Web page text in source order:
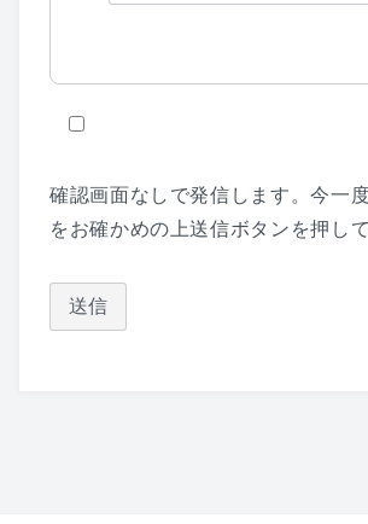
確認画面なしで発信します。今一
をお確かめの上送信ボタンを押し